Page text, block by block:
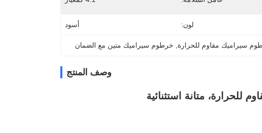
لون: أسود
سيراميك مقاوم للحرارة خرطوم سيراميك متين مع الضمان
وصف المنتج
للحرارة، متانة استثنائية